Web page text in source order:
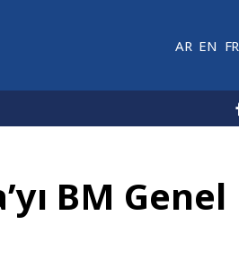
AR EN FR
BM Genel